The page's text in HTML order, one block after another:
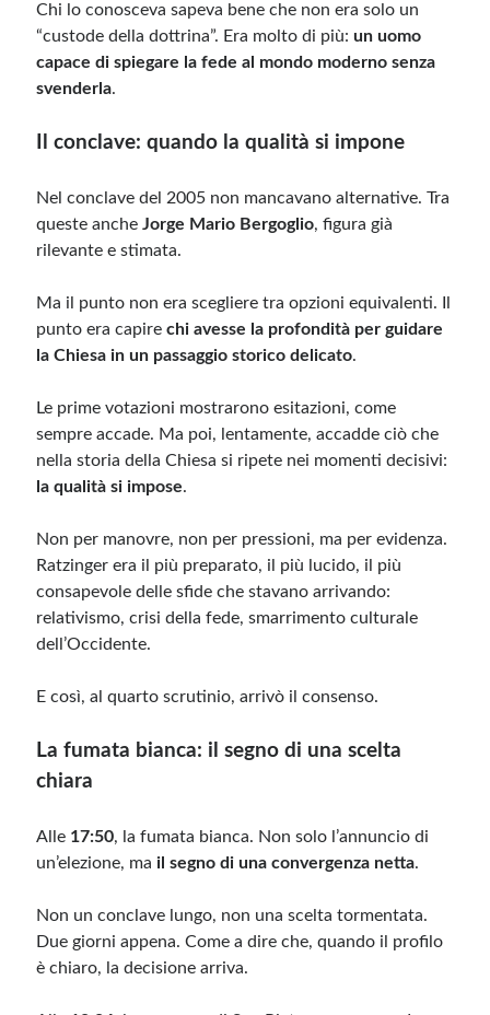
Chi lo conosceva sapeva bene che non era solo un
“custode della dottrina”. Era molto di più:un uomo
capace di spiegare la fede al mondo moderno senza
svenderla.
Il conclave: quando la qualità si impone
Nel conclave del 2005 non mancavano alternative. Tra
queste ancheJorge Mario Bergoglio, figura già
rilevante e stimata.
Ma il punto non era scegliere tra opzioni equivalenti. Il
punto era capirechi avesse la profondità per guidare
la Chiesa in un passaggio storico delicato.
Le prime votazioni mostrarono esitazioni, come
sempre accade. Ma poi, lentamente, accadde ciò che
nella storia della Chiesa si ripete nei momenti decisivi:
la qualità si impose.
Non per manovre, non per pressioni, ma per evidenza.
Ratzinger era il più preparato, il più lucido, il più
consapevole delle sfide che stavano arrivando:
relativismo, crisi della fede, smarrimento culturale
dell’Occidente.
E così, al quarto scrutinio, arrivò il consenso.
La fumata bianca: il segno di una scelta
chiara
Alle 17:50, la fumata bianca. Non solo l’annuncio di
un’elezione, mail segno di una convergenza netta.
Non un conclave lungo, non una scelta tormentata.
Due giorni appena. Come a dire che, quando il profilo
è chiaro, la decisione arriva.